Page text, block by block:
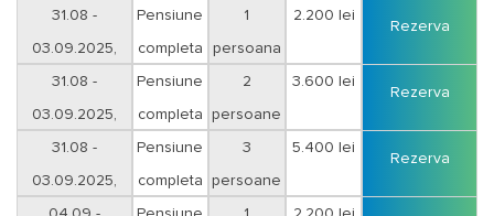
sejur 3 nopti
31.08 -
03.09.2025,
sejur 3 nopti
Pensiune
completa
1
persoana
2.200 lei
Rezerva
31.08 -
03.09.2025,
sejur 3 nopti
Pensiune
completa
2
persoane
3.600 lei
Rezerva
31.08 -
03.09.2025,
Pensiune
completa
3
persoane
5.400 lei
Rezerva